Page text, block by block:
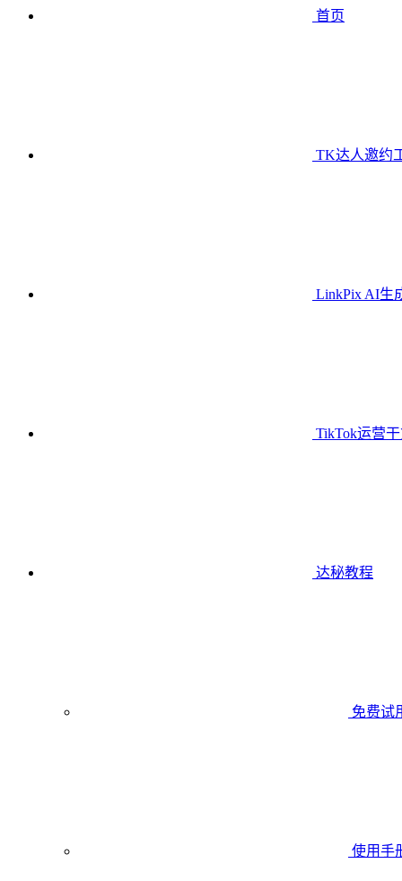
首页
TK达人邀约
LinkPix AI生
TikTok运营
达秘教程
免费试
使用手